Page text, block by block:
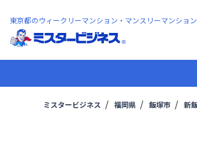
東京都のウィークリーマンション・マンスリーマンショ
ミスタービジネス 福岡県 飯塚市 新